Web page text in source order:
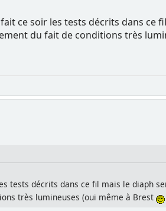
ce soir les tests décrits dans ce
du fait de conditions très
tests décrits dans ce fil mais le diaph
très lumineuses (oui même à Brest